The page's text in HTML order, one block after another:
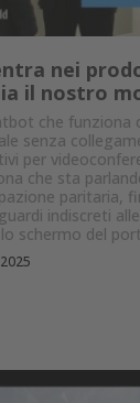
nei
il nostro
che funziona
senza
per
che sta
paritaria,
indiscreti
schermo del